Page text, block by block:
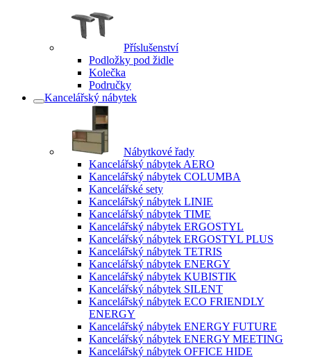
Příslušenství
Podložky pod židle
Kolečka
Područky
Kancelářský nábytek
Nábytkové řady
Kancelářský nábytek AERO
Kancelářský nábytek COLUMBA
Kancelářské sety
Kancelářský nábytek LINIE
Kancelářský nábytek TIME
Kancelářský nábytek ERGOSTYL
Kancelářský nábytek ERGOSTYL PLUS
Kancelářský nábytek TETRIS
Kancelářský nábytek ENERGY
Kancelářský nábytek KUBISTIK
Kancelářský nábytek SILENT
Kancelářský nábytek ECO FRIENDLY
ENERGY
Kancelářský nábytek ENERGY FUTURE
Kancelářský nábytek ENERGY MEETING
Kancelářský nábytek OFFICE HIDE